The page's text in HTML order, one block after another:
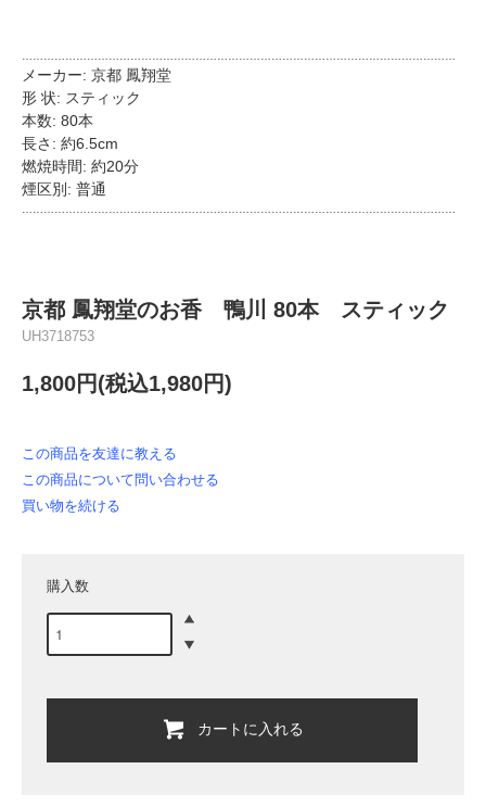
メーカー: 京都 鳳翔堂
形 状: スティック
本数: 80本
長さ: 約6.5cm
燃焼時間: 約20分
煙区別: 普通
京都 鳳翔堂のお香 鴨川 80本 スティック
UH3718753
1,800円(税込1,980円)
この商品を友達に教える
この商品について問い合わせる
買い物を続ける
購入数
カートに入れる